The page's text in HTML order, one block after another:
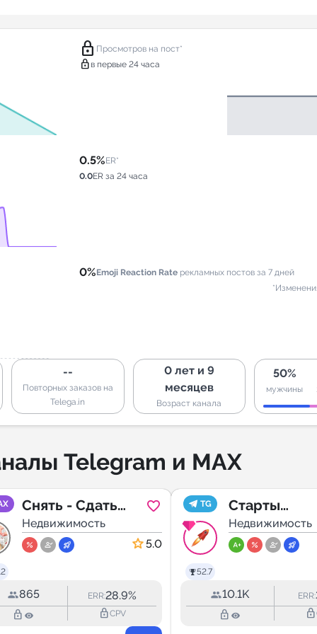
lock Просмотров на пост*
lock в первые 24 часа
0.5%ER*
0.0ER за 24 часа
0%Emoji Reaction Rate рекламных постов за 7 дней
--
Повторных заказов на
Telega.in
0 лет и 9
месяцев
Возраст канала
50%
мужчины
Telegram и MAX
Снять - Сдать
квартиру в
Перми без
Новостройка.
Недвижимость
5.0
865 ERR:28.9%
lock_outline lock_outlineCPV
TG
52.7
Старты
Недвижимость
10.1K ERR:
lock_outline lock_outline